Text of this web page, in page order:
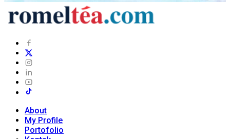
About
My Profile
Portofolio